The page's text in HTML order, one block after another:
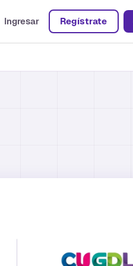
Ingresar Regístrate